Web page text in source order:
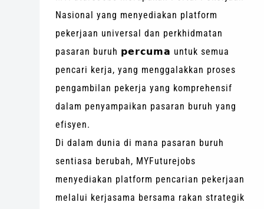
Nasional yang menyediakan platform
pekerjaan universal dan perkhidmatan
pasaran buruh 𝗽𝗲𝗿𝗰𝘂𝗺𝗮 untuk semua
pencari kerja, yang menggalakkan proses
pengambilan pekerja yang komprehensif
dalam penyampaikan pasaran buruh yang
efisyen.
Di dalam dunia di mana pasaran buruh
sentiasa berubah, MYFuturejobs
menyediakan platform pencarian pekerjaan
melalui kerjasama bersama rakan strategik